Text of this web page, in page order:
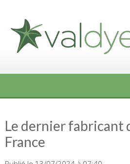
content
Le dernier fabricant
France